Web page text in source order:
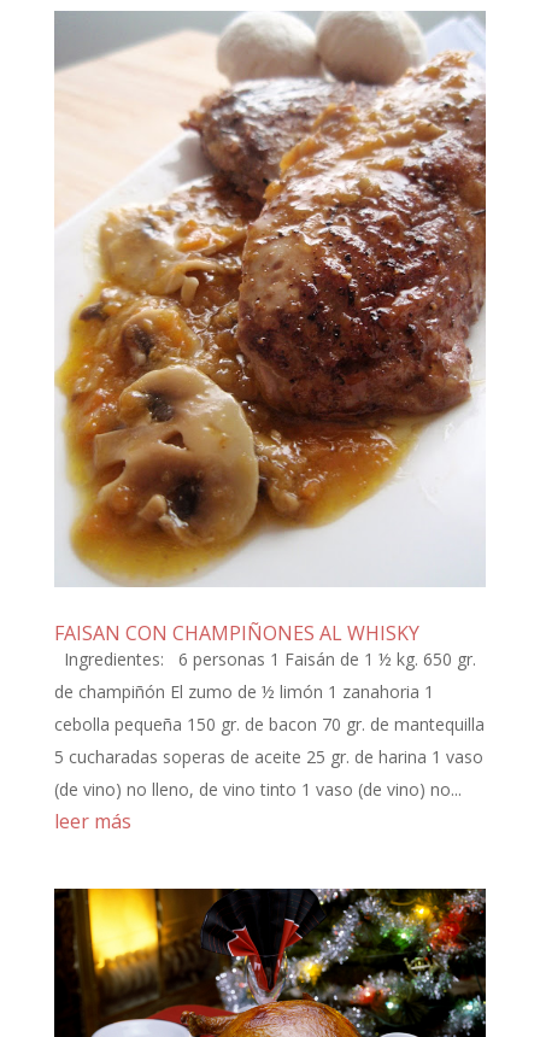
FAISAN CON CHAMPIÑONES AL WHISKY
Ingredientes: 6 personas 1 Faisán de 1 ½ kg. 650 gr.
de champiñón El zumo de ½ limón 1 zanahoria 1
cebolla pequeña 150 gr. de bacon 70 gr. de mantequilla
5 cucharadas soperas de aceite 25 gr. de harina 1 vaso
(de vino) no lleno, de vino tinto 1 vaso (de vino) no...
leer más